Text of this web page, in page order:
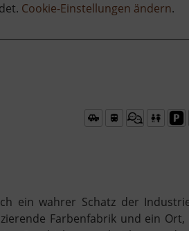
Cookie-Einstellungen ändern.
ein wahrer Schatz der
Farbenfabrik und ein